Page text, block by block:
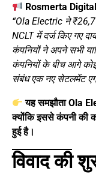
Rosmerta
“Ola Electric ने
NCLT में दर्ज किए गए
कंपनियों ने अपने सभी
कंपनियों के बीच आगे
संबंध एक नए सेटलमेंट
यह समझौता Ola
क्योंकि इससे कंपनी की
हुई है।
विवाद की